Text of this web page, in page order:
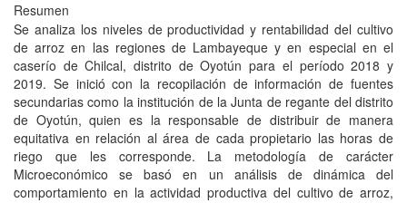
Resumen
Se analiza los niveles de productividad y rentabilidad del cultivo
de arroz en las regiones de Lambayeque y en especial en el
caserío de Chilcal, distrito de Oyotún para el período 2018 y
2019. Se inició con la recopilación de información de fuentes
secundarias como la institución de la Junta de regante del distrito
de Oyotún, quien es la responsable de distribuir de manera
equitativa en relación al área de cada propietario las horas de
riego que les corresponde. La metodología de carácter
Microeconómico se basó en un análisis de dinámica del
comportamiento en la actividad productiva del cultivo de arroz,